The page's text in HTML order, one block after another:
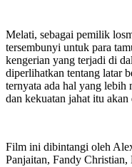
Melati, sebagai pemilik
tersembunyi untuk para
kengerian yang terjadi di
diperlihatkan tentang latar
ternyata ada hal yang lebih
dan kekuatan jahat itu
Film ini dibintangi oleh
Panjaitan, Fandy Christian,